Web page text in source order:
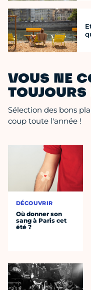
VOUS NE
TOUJOURS
Sélection des bons
coup toute l'année !
DÉCOUVRIR
Où donner son
sang à Paris cet
été ?